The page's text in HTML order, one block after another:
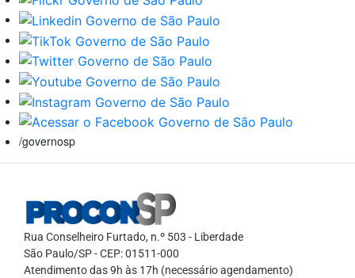
/governosp
Rua Conselheiro Furtado, n.º 503 - Liberdade
São Paulo/SP - CEP: 01511-000
Atendimento das 9h às 17h (necessário agendamento)